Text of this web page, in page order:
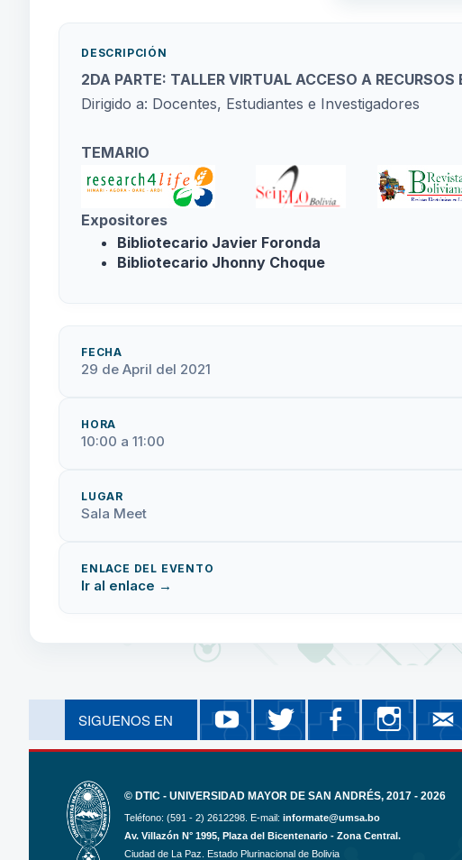
DESCRIPCIÓN
2DA PARTE: TALLER VIRTUAL ACCESO A RECURSOS
Dirigido a: Docentes, Estudiantes e Investigadores
TEMARIO
Expositores
Bibliotecario Javier Foronda
Bibliotecario Jhonny Choque
FECHA
29 de April del 2021
HORA
10:00 a 11:00
LUGAR
Sala Meet
ENLACE DEL EVENTO
Ir al enlace →
SIGUENOS EN YouTube
Eventos Académicos Economía
Twitter
@UMSAlamejor
Facebook
ECONOMIA
© DTIC - UNIVERSIDAD MAYOR DE SAN ANDRÉS, 2017 - 2026
Teléfono: (591 - 2) 2612298. E-mail: informate@umsa.bo
Av. Villazón N° 1995, Plaza del Bicentenario - Zona Central.
Ciudad de La Paz. Estado Plurinacional de Bolivia